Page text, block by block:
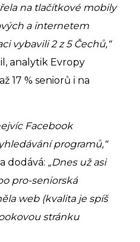
na tlačítkové mobily
a internetem
vybavili 2 z 5 Čechů,“
analytik Evropy
17 % seniorů i na
Facebook
programů,“
dodává: „Dnes už asi
pro-seniorská
web (kvalita je spíš
stránku